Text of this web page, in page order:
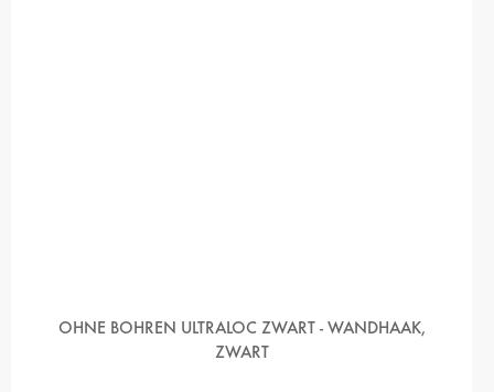
OHNE BOHREN ULTRALOC ZWART - WANDHAAK,
ZWART